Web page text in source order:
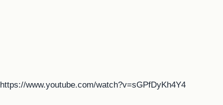
https://www.youtube.com/watch?v=sGPfDyKh4Y4